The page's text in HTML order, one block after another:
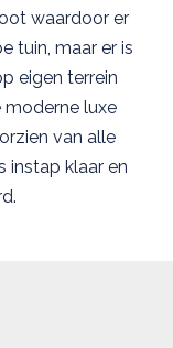
waardoor er
tuin, maar er is
eigen terrein
moderne luxe
van alle
instap klaar en